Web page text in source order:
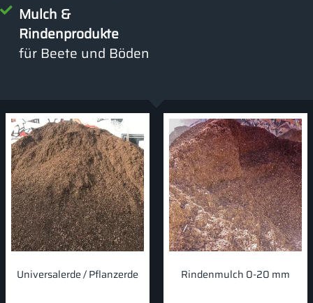
Mulch &
Rindenprodukte
für Beete und Böden
Universalerde / Pflanzerde Rindenmulch 0-20 mm